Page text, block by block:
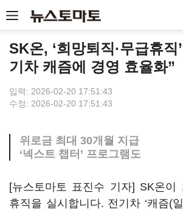
SK온, ‘희망퇴직·무급휴
기차 캐즘에 경영 효율화”
입력: 2026-02-20 17:51:43
수정: 2026-02-20 17:51:43
위로금 최대 30개월 지급
‘넥스트 챕터’ 프로그램도
[뉴스토마토 표진수 기자] SK온이
휴직을 실시합니다. 전기차 ‘캐즘(